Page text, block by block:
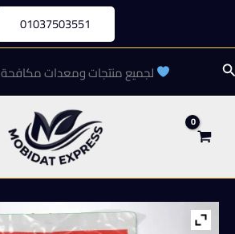
المحتوى
01037503551
البحث لجميع منتجات ومعدات